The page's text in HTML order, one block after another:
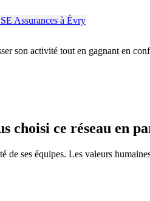
son activité tout en gagnant en
choisi ce réseau en
de ses équipes. Les valeurs